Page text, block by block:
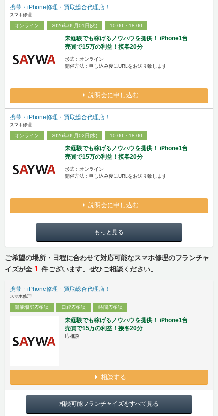
携帯・iPhone修理・買取総合代理店！
スマホ修理
オンライン 2026年09月01日(火) 10:00 ~ 18:00
未経験でも稼げるノウハウを提供！ iPhone1台
売買で15万の利益！接客20分
形式：オンライン
開催方法：申し込み後にURLをお送り致します
説明会に申し込む
携帯・iPhone修理・買取総合代理店！
スマホ修理
オンライン 2026年09月02日(水) 10:00 ~ 18:00
未経験でも稼げるノウハウを提供！ iPhone1台
売買で15万の利益！接客20分
形式：オンライン
開催方法：申し込み後にURLをお送り致します
説明会に申し込む
もっと見る
ご希望の場所・日程に合わせて対応可能なスマホ修理のフランチャ
イズが全 1 件ございます。ぜひご相談ください。
携帯・iPhone修理・買取総合代理店！
スマホ修理
開催場所応相談 日程応相談 時間応相談
未経験でも稼げるノウハウを提供！ iPhone1台
売買で15万の利益！接客20分
応相談
相談する
相談可能フランチャイズをすべて見る